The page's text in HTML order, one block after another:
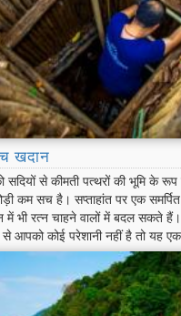
खदान
सदियों से कीमती पत्थरों की भूमि के रूप
कम सच है। सप्ताहांत पर एक
भी रत्न चाहने वालों में बदल सकते हैं।
से आपको कोई परेशानी नहीं है तो यह